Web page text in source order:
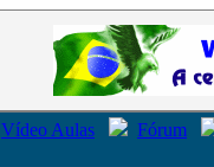
Vídeo Aulas
Fórum